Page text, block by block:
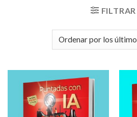
FILTRAR